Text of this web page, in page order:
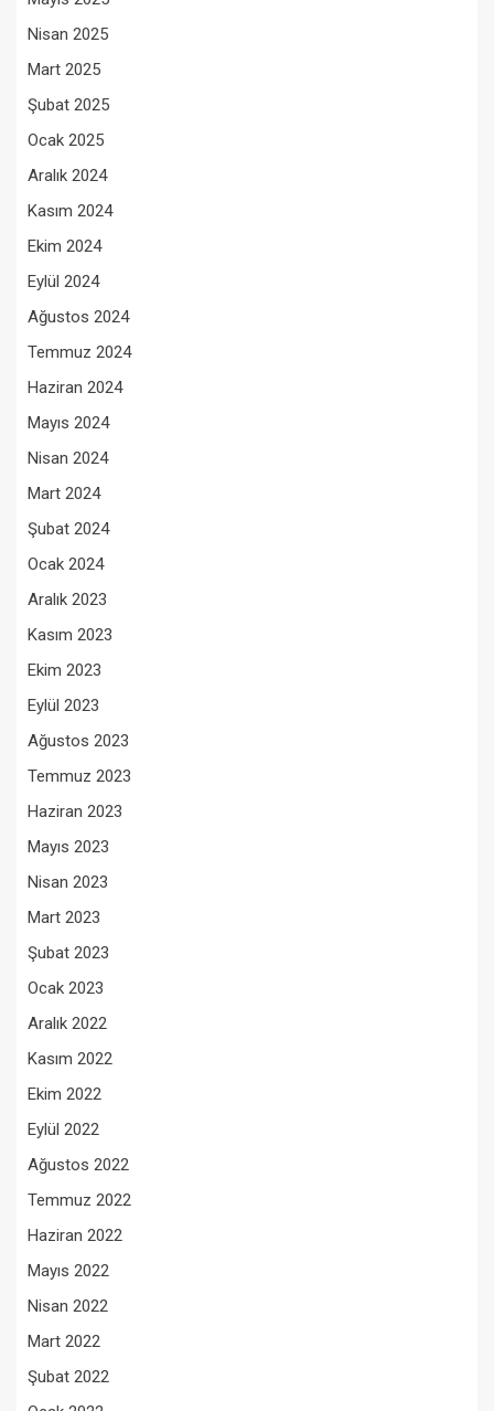
Nisan 2025
Mart 2025
Şubat 2025
Ocak 2025
Aralık 2024
Kasım 2024
Ekim 2024
Eylül 2024
Ağustos 2024
Temmuz 2024
Haziran 2024
Mayıs 2024
Nisan 2024
Mart 2024
Şubat 2024
Ocak 2024
Aralık 2023
Kasım 2023
Ekim 2023
Eylül 2023
Ağustos 2023
Temmuz 2023
Haziran 2023
Mayıs 2023
Nisan 2023
Mart 2023
Şubat 2023
Ocak 2023
Aralık 2022
Kasım 2022
Ekim 2022
Eylül 2022
Ağustos 2022
Temmuz 2022
Haziran 2022
Mayıs 2022
Nisan 2022
Mart 2022
Şubat 2022